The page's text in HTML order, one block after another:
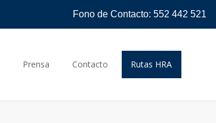
Fono de Contacto: 552 442 521
Prensa Contacto Rutas HRA